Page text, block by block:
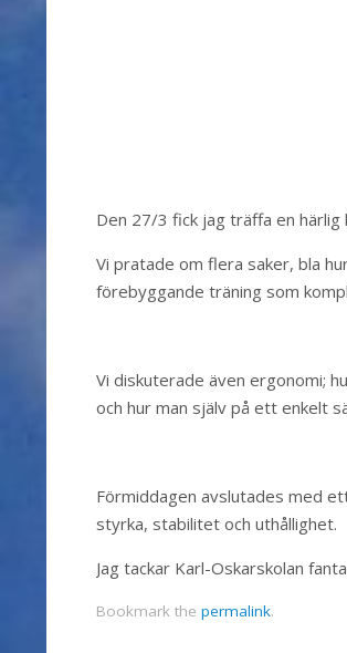
Den 27/3 fick jag träffa en härlig
Vi pratade om flera saker, bla
förebyggande träning som
Vi diskuterade även ergonomi;
och hur man själv på ett enkelt
Förmiddagen avslutades med
styrka, stabilitet och uthållighet.
Jag tackar Karl-Oskarskolan
Bookmark the permalink.